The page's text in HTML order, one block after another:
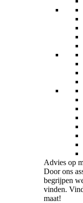
Advies op
Door ons
begrijpen
vinden.
maat!